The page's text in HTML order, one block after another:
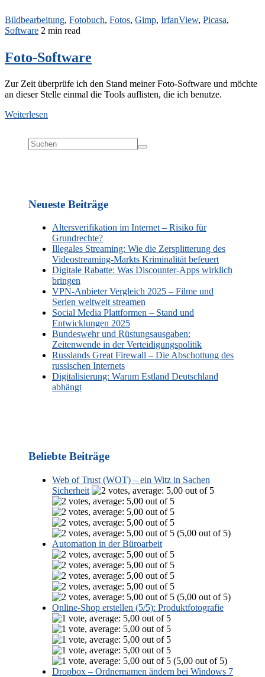
Bildbearbeitung, Fotobuch, Fotos, Gimp, IrfanView, Picasa,
Software 2 min read
Foto-Software
Zur Zeit überprüfe ich den Stand meiner Foto-Software und möchte
an dieser Stelle einmal die Tools auflisten, die ich benutze.
Weiterlesen
Neueste Beiträge
Altersverifikation im Internet – Risiko für
Grundrechte?
Illegales Streaming: Wie die Zersplitterung des
Videostreaming-Markts Kriminalität befeuert
Digitale Rabatte: Was Discounter-Apps wirklich
bringen
VPN-Anbieter Vergleich 2025 – Filme und
Serien weltweit streamen
Social Media Plattformen – Stand und
Entwicklungen 2025
Bundeswehr und Rüstungsausgaben:
Zeitenwende in der Verteidigungspolitik
Russlands Great Firewall – Die Abschottung des
russischen Internets
Digitalisierung: Warum Estland Deutschland
abhängt
Beliebte Beiträge
Web of Trust (WOT) – ein Witz in Sachen
Sicherheit
(5,00 out of 5)
Automation in der Büroarbeit
(5,00 out of 5)
Online-Shop erstellen (5/5): Produktfotografie
(5,00 out of 5)
Dropbox – Ordnernamen ändern bei Windows 7